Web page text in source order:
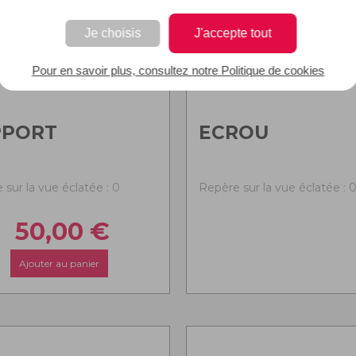
Je choisis J'accepte tout
Pour en savoir plus, consultez notre Politique de cookies
sur la vue éclatée : 0
50,00 €
Ajouter au panier
ECROU
Repère sur la vue éclatée : 0